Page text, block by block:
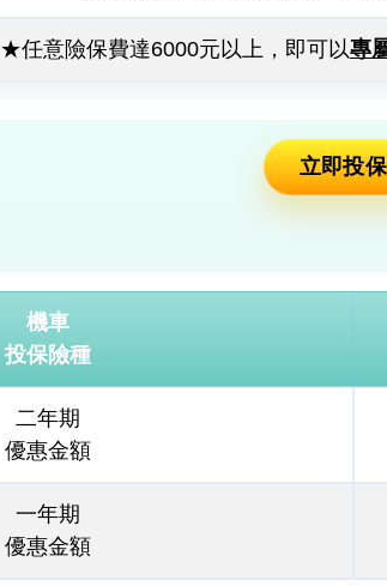
★任意險保費達6000元以上，即可以專
立即投
機車
投保險種
二年期
優惠金額
一年期
優惠金額